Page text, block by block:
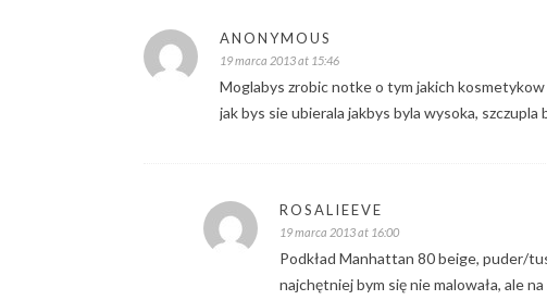
ANONYMOUS
19 marca 2013 at 15:46
Moglabys zrobic notke o tym jakich
jak bys sie ubierala jakbys byla wysoka,
ROSALIEEVE
19 marca 2013 at 16:00
Podkład Manhattan 80 beige, puder/
najchętniej bym się nie malowała, ale